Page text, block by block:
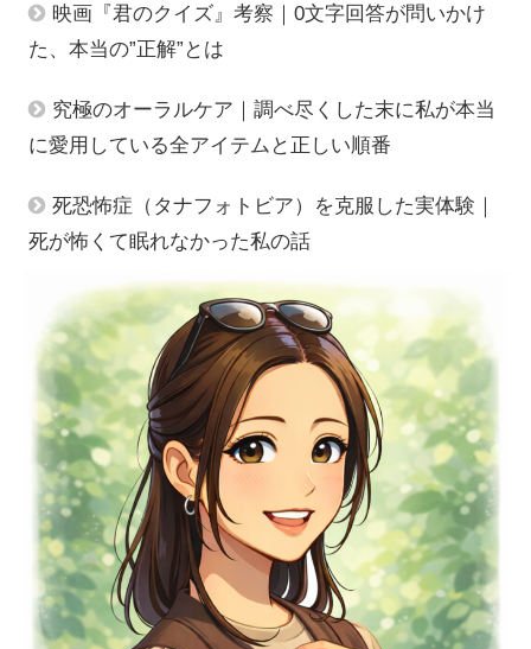
映画『君のクイズ』考察｜0文字回答が問いかけ
た、本当の”正解”とは
究極のオーラルケア｜調べ尽くした末に私が本当
に愛用している全アイテムと正しい順番
死恐怖症（タナフォトビア）を克服した実体験｜
死が怖くて眠れなかった私の話